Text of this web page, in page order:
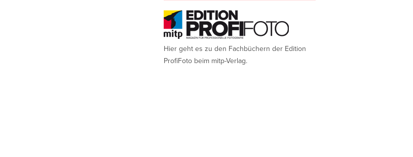
Hier geht es zu den Fachbüchern der Edition
ProfiFoto beim mitp-Verlag.